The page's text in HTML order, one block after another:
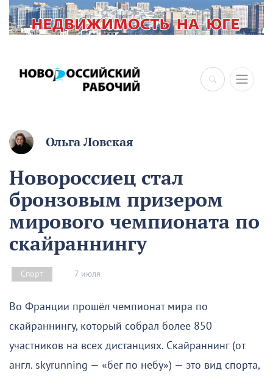
×
Ольга Ловская
Новороссиец стал
бронзовым призером
мирового чемпионата по
скайраннингу
Спорт 7 июля
Во Франции прошёл чемпионат мира по
скайраннингу, который собрал более 850
участников на всех дистанциях. Скайраннинг (от
англ. skyrunning — «бег по небу») — это вид спорта,